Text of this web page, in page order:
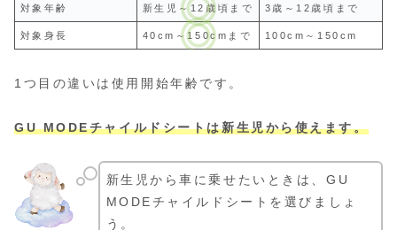
対象年齢 新生児～12歳頃まで 3歳～12歳頃まで
対象身長 40cm～150cmまで 100cm～150cm
1つ目の違いは使用開始年齢です。
GU MODEチャイルドシートは新生児から使えます。
新生児から車に乗せたいときは、GU
MODEチャイルドシートを選びましょ
う。